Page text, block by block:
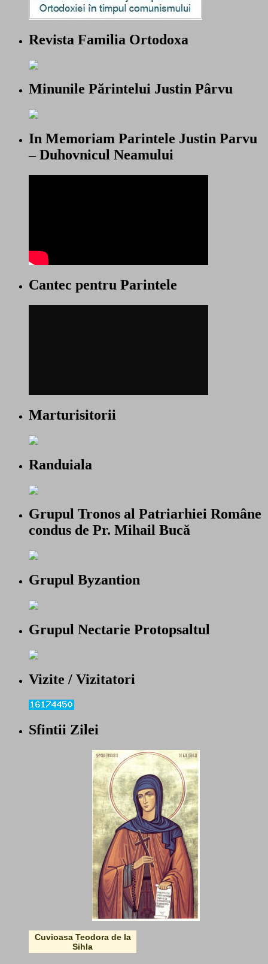
Revista Familia Ortodoxa
Minunile Părintelui Justin Pârvu
In Memoriam Parintele Justin Parvu
– Duhovnicul Neamului
Cantec pentru Parintele
Marturisitorii
Randuiala
Grupul Tronos al Patriarhiei Române
condus de Pr. Mihail Bucă
Grupul Byzantion
Grupul Nectarie Protopsaltul
Vizite / Vizitatori
Sfintii Zilei
Cuvioasa Teodora de la
Sihla